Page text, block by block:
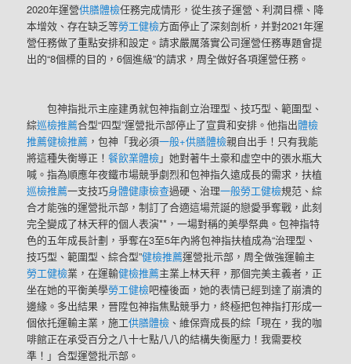
2020年運營供膳體檢任務完成情形，從生孩子運營、利潤目標、降
本增效、存在缺乏等勞工健檢方面停止了深刻剖析，并對2021年運
營任務做了重點安排和設定。請求嚴厲落實公司運營任務專題會提
出的“8個標的目的，6個進級”的請求，周全做好各項運營任務。
包神指批示主座建勇就包神指創立治理型、技巧型、範圍型、
綜巡檢推薦合型“四型”運營批示部停止了宣貫和安排。他指出體檢
推薦健檢推薦 ，包神「我必須一般+供膳體檢親自出手！只有我能
將這種失衡導正！餐飲業體檢」她對著牛土豪和虛空中的張水瓶大
喊。指為順應年夜鐵市場競爭劇烈和包神指久遠成長的需求，扶植
巡檢推薦一支技巧身體健康檢查過硬、治理一般勞工健檢規范、綜
合才能強的運營批示部，制訂了合適這場荒誕的戀愛爭奪戰，此刻
完全變成了林天秤的個人表演**，一場對稱的美學祭典。包神指特
色的五年成長計劃，爭奪在3至5年內將包神指扶植成為“治理型、
技巧型、範圍型、綜合型”健檢推薦運營批示部，周全做強運輸主
勞工健檢業，在運輸健檢推薦主業上林天秤，那個完美主義者，正
坐在她的平衡美學勞工健檢吧檯後面，她的表情已經到達了崩潰的
邊緣。多出結果，晉陞包神指焦點競爭力，終極把包神指打形成一
個依托運輸主業，施工供膳體檢 、維保齊成長的綜「現在，我的咖
啡館正在承受百分之八十七點八八的結構失衡壓力！我需要校
準！」合型運營批示部。